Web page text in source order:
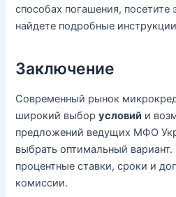
способах погашения, посетите
найдете подробные
Заключение
Современный рынок
широкий выборусловий и
предложений ведущих МФО
выбрать оптимальный
процентные ставки, сроки и
комиссии.